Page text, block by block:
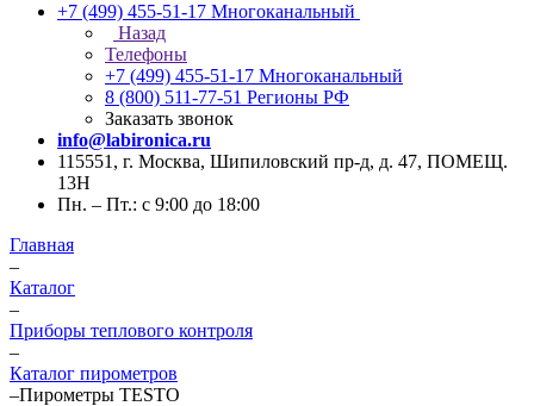
+7 (499) 455-51-17 Многоканальный
Назад
Телефоны
+7 (499) 455-51-17 Многоканальный
8 (800) 511-77-51 Регионы РФ
Заказать звонок
info@labironica.ru
115551, г. Москва, Шипиловский пр-д, д. 47, ПОМЕЩ.
13Н
Пн. – Пт.: с 9:00 до 18:00
Главная
–
Каталог
–
Приборы теплового контроля
–
Каталог пирометров
–Пирометры TESTO